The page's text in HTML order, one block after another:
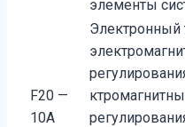
элементы
F20 —
10А
Электронный